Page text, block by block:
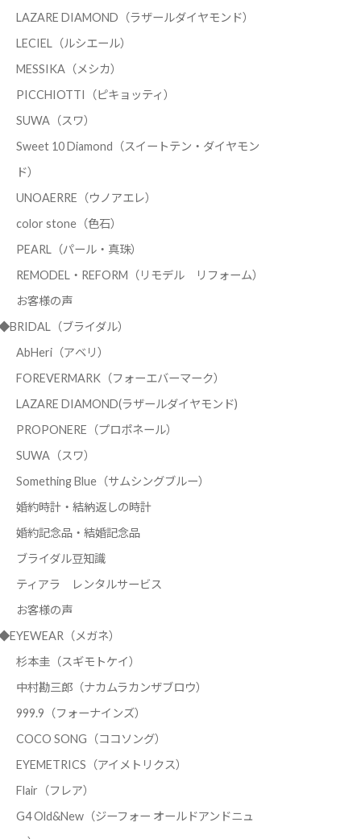
LAZARE DIAMOND（ラザールダイヤモンド）
LECIEL（ルシエール）
MESSIKA（メシカ）
PICCHIOTTI（ピキョッティ）
SUWA（スワ）
Sweet 10 Diamond（スイートテン・ダイヤモン
ド）
UNOAERRE（ウノアエレ）
color stone（色石）
PEARL（パール・真珠）
REMODEL・REFORM（リモデル リフォーム）
お客様の声
（ブライダル）
AbHeri（アベリ）
FOREVERMARK（フォーエバーマーク）
LAZARE DIAMOND(ラザールダイヤモンド)
PROPONERE（プロポネール）
SUWA（スワ）
Something Blue（サムシングブルー）
婚約時計・結納返しの時計
婚約記念品・結婚記念品
ブライダル豆知識
ティアラ レンタルサービス
お客様の声
（メガネ）
杉本圭（スギモトケイ）
中村勘三郎（ナカムラカンザブロウ）
999.9（フォーナインズ）
COCO SONG（ココソング）
EYEMETRICS（アイメトリクス）
Flair（フレア）
G4 Old&New（ジーフォー オールドアンドニュ